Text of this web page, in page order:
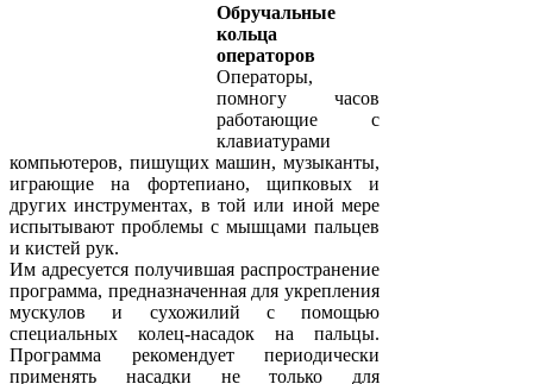
Обручальные
кольца
операторов
Операторы,
помногу часов
работающие с
клавиатурами
компьютеров, пишущих машин, музыканты,
играющие на фортепиано, щипковых и
других инструментах, в той или иной мере
испытывают проблемы с мышцами пальцев
и кистей рук.
Им адресуется получившая распространение
программа, предназначенная для укрепления
мускулов и сухожилий с помощью
специальных колец-насадок на пальцы.
Программа рекомендует периодически
применять насадки не только для